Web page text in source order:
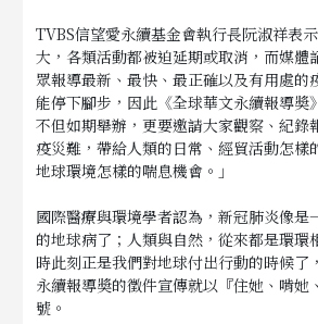
TVBS信望愛永續基金會執行長阮淑祥表
大，各類活動都被迫延期或取消，而媒體
眾報導最新、最快、最正確以及有用處的
能停下腳步，因此《全球華文永續報導奬
不但如期舉辦，更要邀請大家觀察、紀錄
疫災難，帶給人類的日常、經貿活動怎樣
地球環境怎樣的喘息機會。」
國際醫療與環境學者認為，新冠肺炎像是
的地球病了；人類與自然，從來都是環環
時此刻正是我們對地球付出行動的時候了
永續報導奬的徵件宣傳就以『住她、啃她
號。